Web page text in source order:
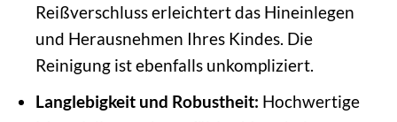
Reißverschluss erleichtert das Hineinlegen
und Herausnehmen Ihres Kindes. Die
Reinigung ist ebenfalls unkompliziert.
Langlebigkeit und Robustheit: Hochwertige